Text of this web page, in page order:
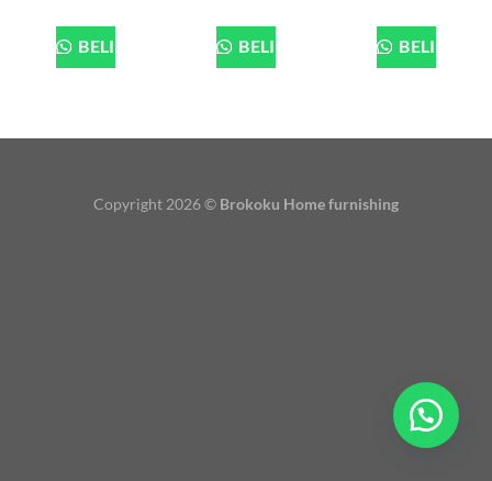
BELI BELI BELI
Copyright 2026 © Brokoku Home furnishing